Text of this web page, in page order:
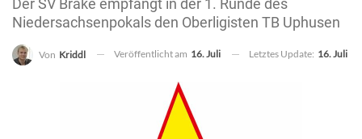
Der SV Brake empfängt in der 1. Runde des
Niedersachsenpokals den Oberligisten TB Uphusen
Von Kriddl Veröffentlicht am 16. Juli Letztes Update: 16. Juli